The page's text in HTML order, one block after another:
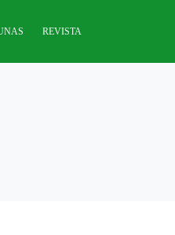
REVISTA